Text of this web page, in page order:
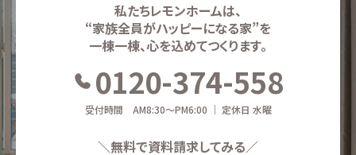
私たちレモンホームは、
“家族全員がハッピーになる家”を
一棟一棟、心を込めてつくります。
0120-374-558
受付時間 AM8:30～PM6:00 ｜ 定休日 水曜
＼無料で資料請求してみる／